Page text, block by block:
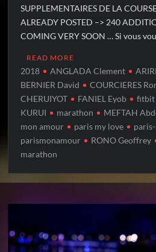
SUPPLEMENTAIRES DE LA
ALREADY POSTED –> 240
COMING VERY SOON … Si vous
READ MORE
2018 ANGLADA Clement
BERNIER David
COURCIERES
CHERUIYOT
FANIEL Eyob fitbit
KURUI
marathon MEFTAH
mon amour
paris my love
parismonamour
RONO Geoffrey
marathon